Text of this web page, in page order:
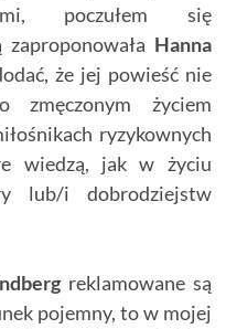
poczułem się
Hanna
że jej powieść nie
zmęczonym życiem
ryzykownych
wiedzą, jak w życiu
lub/i dobrodziejstw
reklamowane są
pojemny, to w mojej